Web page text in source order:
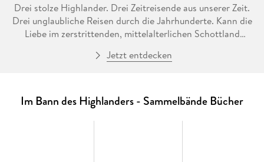
Drei stolze Highlander. Drei Zeitreisende aus unserer Zeit.
Drei unglaubliche Reisen durch die Jahrhunderte. Kann die
Liebe im zerstrittenden, mittelalterlichen Schottland
drei packende Liebesgeschichten auf über 700 Seiten voller
modernen Protagonisten ins Jahr 1313, direkt in die
Unabhängigkeitskriege von Robert the Bruce, und lass dich
vom Schicksal des Highland Clans MacDonald fesseln. Buch
Jetzt entdecken
Im Bann des Highlanders - Sammelbände Bücher